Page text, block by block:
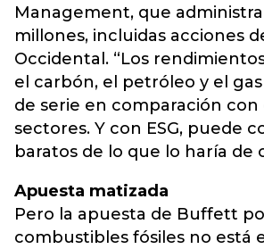
Management, que administra
millones, incluidas acciones
Occidental. “Los
el carbón, el petróleo y el
de serie en comparación con
sectores. Y con ESG, puede
baratos de lo que lo haría de
Apuesta matizada
Pero la apuesta de Buffett
combustibles fósiles no está